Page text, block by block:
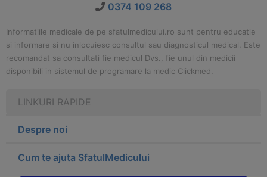
0374 109 268
Informatiile medicale de pe sfatulmedicului.ro sunt pentru educatie
si informare si nu inlocuiesc consultul sau diagnosticul medical. Este
recomandat sa consultati fie medicul Dvs., fie unul din medicii
disponibili in sistemul de programare la medic Clickmed.
LINKURI RAPIDE
Despre noi
Cum te ajuta SfatulMedicului